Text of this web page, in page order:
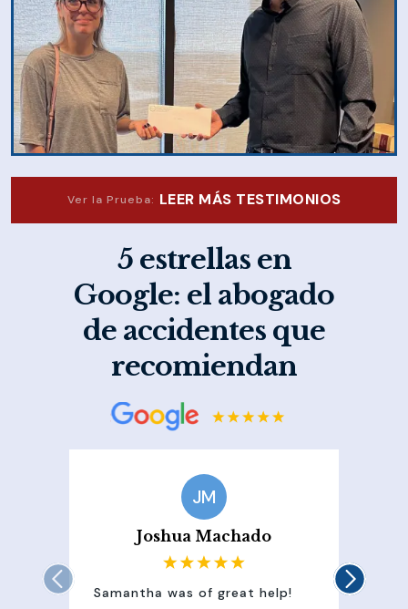
Ver la Prueba: LEER MÁS TESTIMONIOS
5 estrellas en
Google: el abogado
de accidentes que
recomiendan
JM
Joshua Machado
Samantha was of great help!